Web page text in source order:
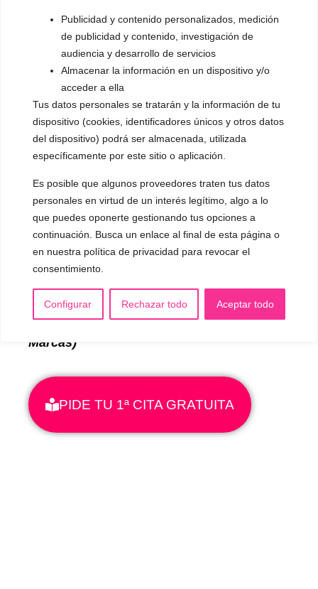
Publicidad y contenido personalizados, medición
de publicidad y contenido, investigación de
audiencia y desarrollo de servicios
Almacenar la información en un dispositivo y/o
acceder a ella
Tus datos personales se tratarán y la información de tu
dispositivo (cookies, identificadores únicos y otros datos
del dispositivo) podrá ser almacenada, utilizada
específicamente por este sitio o aplicación.
Es posible que algunos proveedores traten tus datos
personales en virtud de un interés legítimo, algo a lo
que puedes oponerte gestionando tus opciones a
continuación. Busca un enlace al final de esta página o
en nuestra política de privacidad para revocar el
consentimiento.
Configurar Rechazar todo Aceptar todo
LARINGOPLASTIA DE RELAJACIÓN O
TIROPLASTIA (ISSHIKI TIPO III)
21 de octubre de 2021
ARTÍCULO ESCRITO POR
DAMIÁN OSORIO
Logopeda dedicado de manera apasionada y
exclusiva al entrenamiento y larehabilitación
de la voz
Resonancia Vocal por la OEPM
(Organización Española de Patentes y
Marcas)
PIDE TU 1ª CITA GRATUITA